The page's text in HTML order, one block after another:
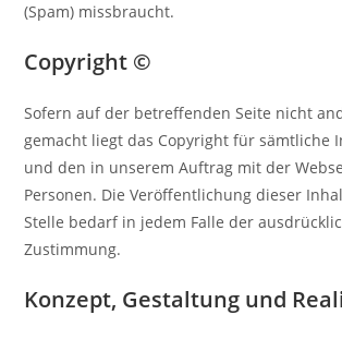
(Spam) missbraucht.
Copyright ©
Sofern auf der betreffenden Seite nicht
gemacht liegt das Copyright für sämtliche
und den in unserem Auftrag mit der
Personen. Die Veröffentlichung dieser
Stelle bedarf in jedem Falle der
Zustimmung.
Konzept, Gestaltung und